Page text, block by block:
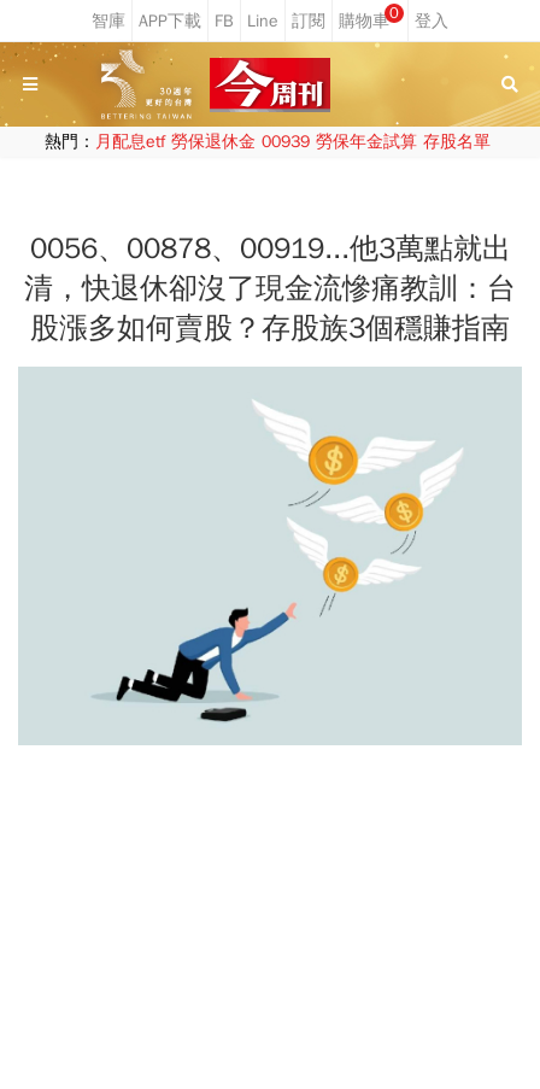
0
熱門： 月配息etf 勞保退休金 00939 勞保年金試算 存股名單
0056、00878、00919...他3萬點就出
清，快退休卻沒了現金流慘痛教訓：台
股漲多如何賣股？存股族3個穩賺指南